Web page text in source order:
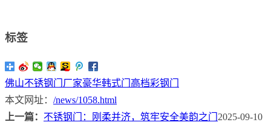
标签
佛山不锈钢门厂家豪华韩式门 高档彩钢门
本文网址： /news/1058.html
上一篇： 不锈钢门：刚柔并济，筑牢安全美韵之门 2025-09-10